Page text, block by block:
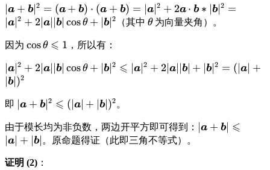
\displaystyle |\boldsymbol{a}+\boldsymbol{b}|^2 =
|\boldsymbol{b}|^2 = |\boldsymbol{a}|^2 +
2|\boldsymbol{a}||\boldsymbol{b}|\cos\theta +
a + b∣ 2 = (a + b) ⋅ (a + b) = a∣ 2 + 2a ⋅ b ∗ ∣b∣2 =
a 2 + 2∣ a∣∣ b∣ cosθ + b∣ 2 （其中 \displaystyle
θ为向量夹角）。
因为 \displaystyle
\leqslant 1
cosθ ⩽ 1 ，所以有：
\displaystyle |\boldsymbol{a}|^2 +
2|\boldsymbol{a}||\boldsymbol{b}|\cos\theta
|\boldsymbol{a}|^2 +
|\boldsymbol{b}|^2 =
(|\boldsymbol{a}|+|\boldsymbol{b}|)^2
a 2 + 2∣ a∣∣ b∣ cosθ + b∣ 2 ⩽ a∣ 2 + 2∣ a∣∣ b∣ + ∣b∣2 = ( ∣a +
b∣ )2
即
\displaystyle
\leqslant
(|\boldsymbol{a}|+|\boldsymbol{b}|)^2
a + b∣ 2 ⩽ ( a∣ + ∣b∣ )2 。
由于模长均为非负数，两边开平方即可得到：
\displaystyle
a + b∣ ⩽
a + b∣ 。原命题得证（此即三角不等式）。
证明 (2) ：